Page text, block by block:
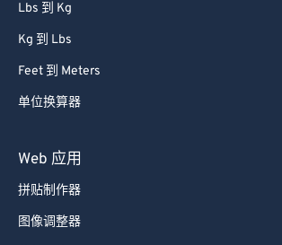
Lbs 到 Kg
Kg 到 Lbs
Feet 到 Meters
单位换算器
Web 应用
拼贴制作器
图像调整器